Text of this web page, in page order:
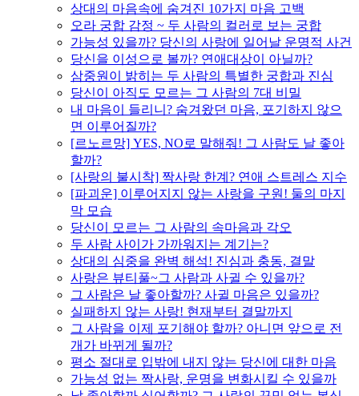
상대의 마음속에 숨겨진 10가지 마음 고백
오라 궁합 감정 ~ 두 사람의 컬러로 보는 궁합
가능성 있을까? 당신의 사랑에 일어날 운명적 사건
당신을 이성으로 볼까? 연애대상이 아닐까?
삼중원이 밝히는 두 사람의 특별한 궁합과 진심
당신이 아직도 모르는 그 사람의 7대 비밀
내 마음이 들리니? 숨겨왔던 마음, 포기하지 않으
면 이루어질까?
[르노르망] YES, NO로 말해줘! 그 사람도 날 좋아
할까?
[사랑의 불시착] 짝사랑 한계? 연애 스트레스 지수
[파괴운] 이루어지지 않는 사랑을 구원! 둘의 마지
막 모습
당신이 모르는 그 사람의 속마음과 각오
두 사람 사이가 가까워지는 계기는?
상대의 심중을 완벽 해석! 진심과 충동, 결말
사랑은 뷰티풀~그 사람과 사귈 수 있을까?
그 사람은 날 좋아할까? 사귈 마음은 있을까?
실패하지 않는 사랑! 현재부터 결말까지
그 사람을 이제 포기해야 할까? 아니면 앞으로 전
개가 바뀌게 될까?
평소 절대로 입밖에 내지 않는 당신에 대한 마음
가능성 없는 짝사랑, 운명을 변화시킬 수 있을까